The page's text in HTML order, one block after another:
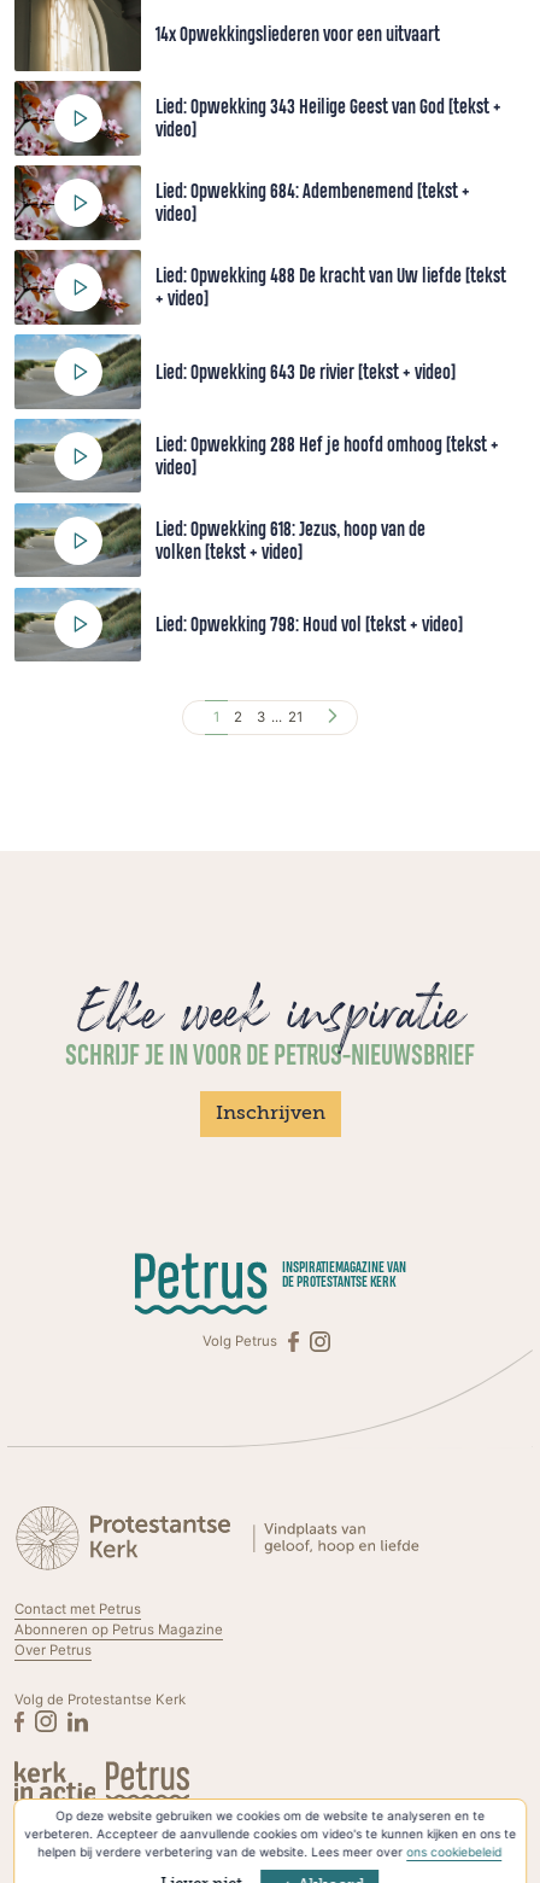
Op deze website gebruiken we cookies om de website te analyseren en te
verbeteren. Accepteer de aanvullende cookies om video's te kunnen kijken en ons te
helpen bij verdere verbetering van de website. Lees meer overons cookiebeleid
14x Opwekkingsliederen voor een uitvaart
Lied: Opwekking 343 Heilige Geest van God [tekst +
video]
Lied: Opwekking 684: Adembenemend [tekst +
video]
Lied: Opwekking 488 De kracht van Uw liefde [tekst
+ video]
Lied: Opwekking 643 De rivier [tekst + video]
Lied: Opwekking 288 Hef je hoofd omhoog [tekst +
video]
Lied: Opwekking 618: Jezus, hoop van de
volken [tekst + video]
Lied: Opwekking 798: Houd vol [tekst + video]
1 2 3 ... 21
Elke week inspiratie
SCHRIJF JE IN VOOR DE PETRUS-NIEUWSBRIEF
Inschrijven
INSPIRATIEMAGAZINE VAN
DE PROTESTANTSE KERK
Volg Petrus
Contact met Petrus
Abonneren op Petrus Magazine
Over Petrus
Volg de Protestantse Kerk
Privacyverklaring & Cookies